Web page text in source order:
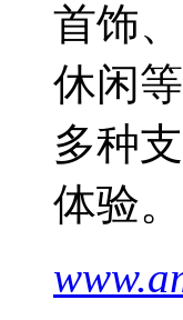
首饰
休闲
多种
体验。